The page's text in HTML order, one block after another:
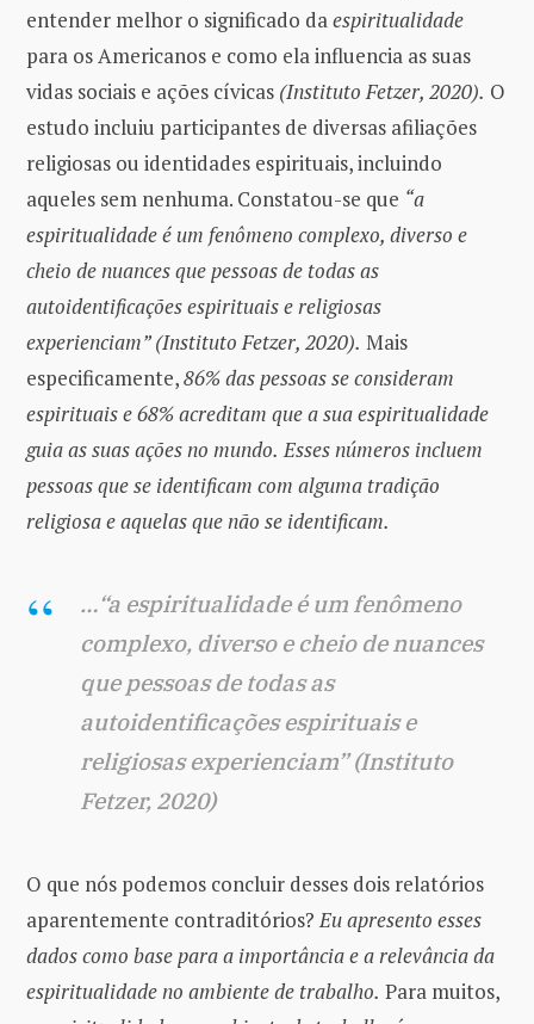
entender melhor o significado daespiritualidade
para os Americanos e como ela influencia as suas
vidas sociais e ações cívicas (Instituto Fetzer, 2020). O
estudo incluiu participantes de diversas afiliações
religiosas ou identidades espirituais, incluindo
aqueles sem nenhuma. Constatou-se que “a
espiritualidade é um fenômeno complexo, diverso e
cheio de nuances que pessoas de todas as
autoidentificações espirituais e religiosas
experienciam” (Instituto Fetzer, 2020). Mais
especificamente,86% das pessoas se consideram
espirituais e 68% acreditam que a sua espiritualidade
guia as suas ações no mundo. Esses números incluem
pessoas que se identificam com alguma tradição
religiosa e aquelas que não se identificam.
…“a espiritualidade é um fenômeno
complexo, diverso e cheio de nuances
que pessoas de todas as
autoidentificações espirituais e
religiosas experienciam” (Instituto
Fetzer, 2020)
O que nós podemos concluir desses dois relatórios
aparentemente contraditórios?Eu apresento esses
dados como base para a importância e a relevância da
espiritualidade no ambiente de trabalho. Para muitos,